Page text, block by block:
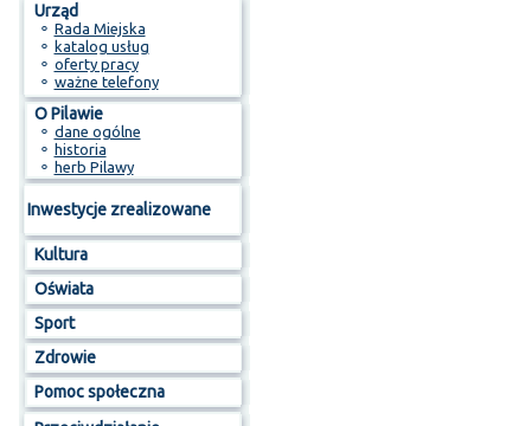
Urząd
⚬ Rada Miejska
⚬ katalog usług
⚬ oferty pracy
⚬ ważne telefony
O Pilawie
⚬ dane ogólne
⚬ historia
⚬ herb Pilawy
Inwestycje zrealizowane
Kultura
Oświata
Sport
Zdrowie
Pomoc społeczna